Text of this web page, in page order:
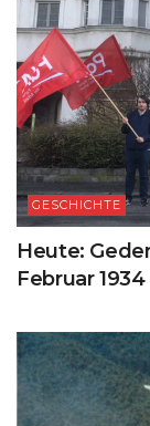
GESCHICHTE
Heute:
Februar 1934